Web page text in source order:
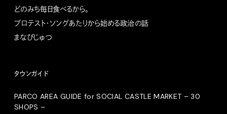
どのみち毎日食べるから。
プロテスト・ソングあたりから始める政治の話
まなびじゅつ
タウンガイド
PARCO AREA GUIDE for SOCIAL CASTLE MARKET – 30
SHOPS –